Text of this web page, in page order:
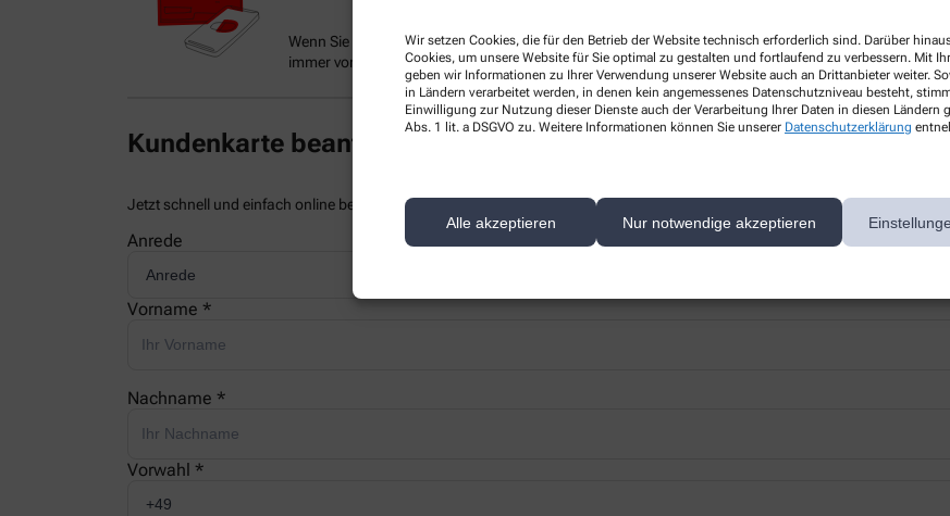
Wir setzen Cookies, die für den Betrieb der Website technisch erforderlich sind. Darüber
Cookies, um unsere Website für Sie optimal zu gestalten und fortlaufend zu verbessern. Mit
geben wir Informationen zu Ihrer Verwendung unserer Website auch an Drittanbieter weiter.
in Ländern verarbeitet werden, in denen kein angemessenes Datenschutzniveau besteht,
Einwilligung zur Nutzung dieser Dienste auch der Verarbeitung Ihrer Daten in diesen Ländern
Abs. 1 lit. a DSGVO zu. Weitere Informationen können Sie unserer Datenschutzerklärung
Alle akzeptieren Nur notwendige akzeptieren
Wenn Sie einen Ausweis über die Befreiung der gesetzlichen Zuzahlung haben, können wir diese
immer vorzeigen.
Kundenkarte beantragen
Jetzt schnell und einfach online beantragen und beim nächsten Besuch bei uns in der Apotheke abholen.
Anrede
Vorname *
Nachname *
Vorwahl *